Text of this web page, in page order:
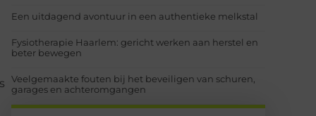
Een uitdagend avontuur in een authentieke melkstal
Fysiotherapie Haarlem: gericht werken aan herstel en
beter bewegen
Veelgemaakte fouten bij het beveiligen van schuren,
garages en achteromgangen